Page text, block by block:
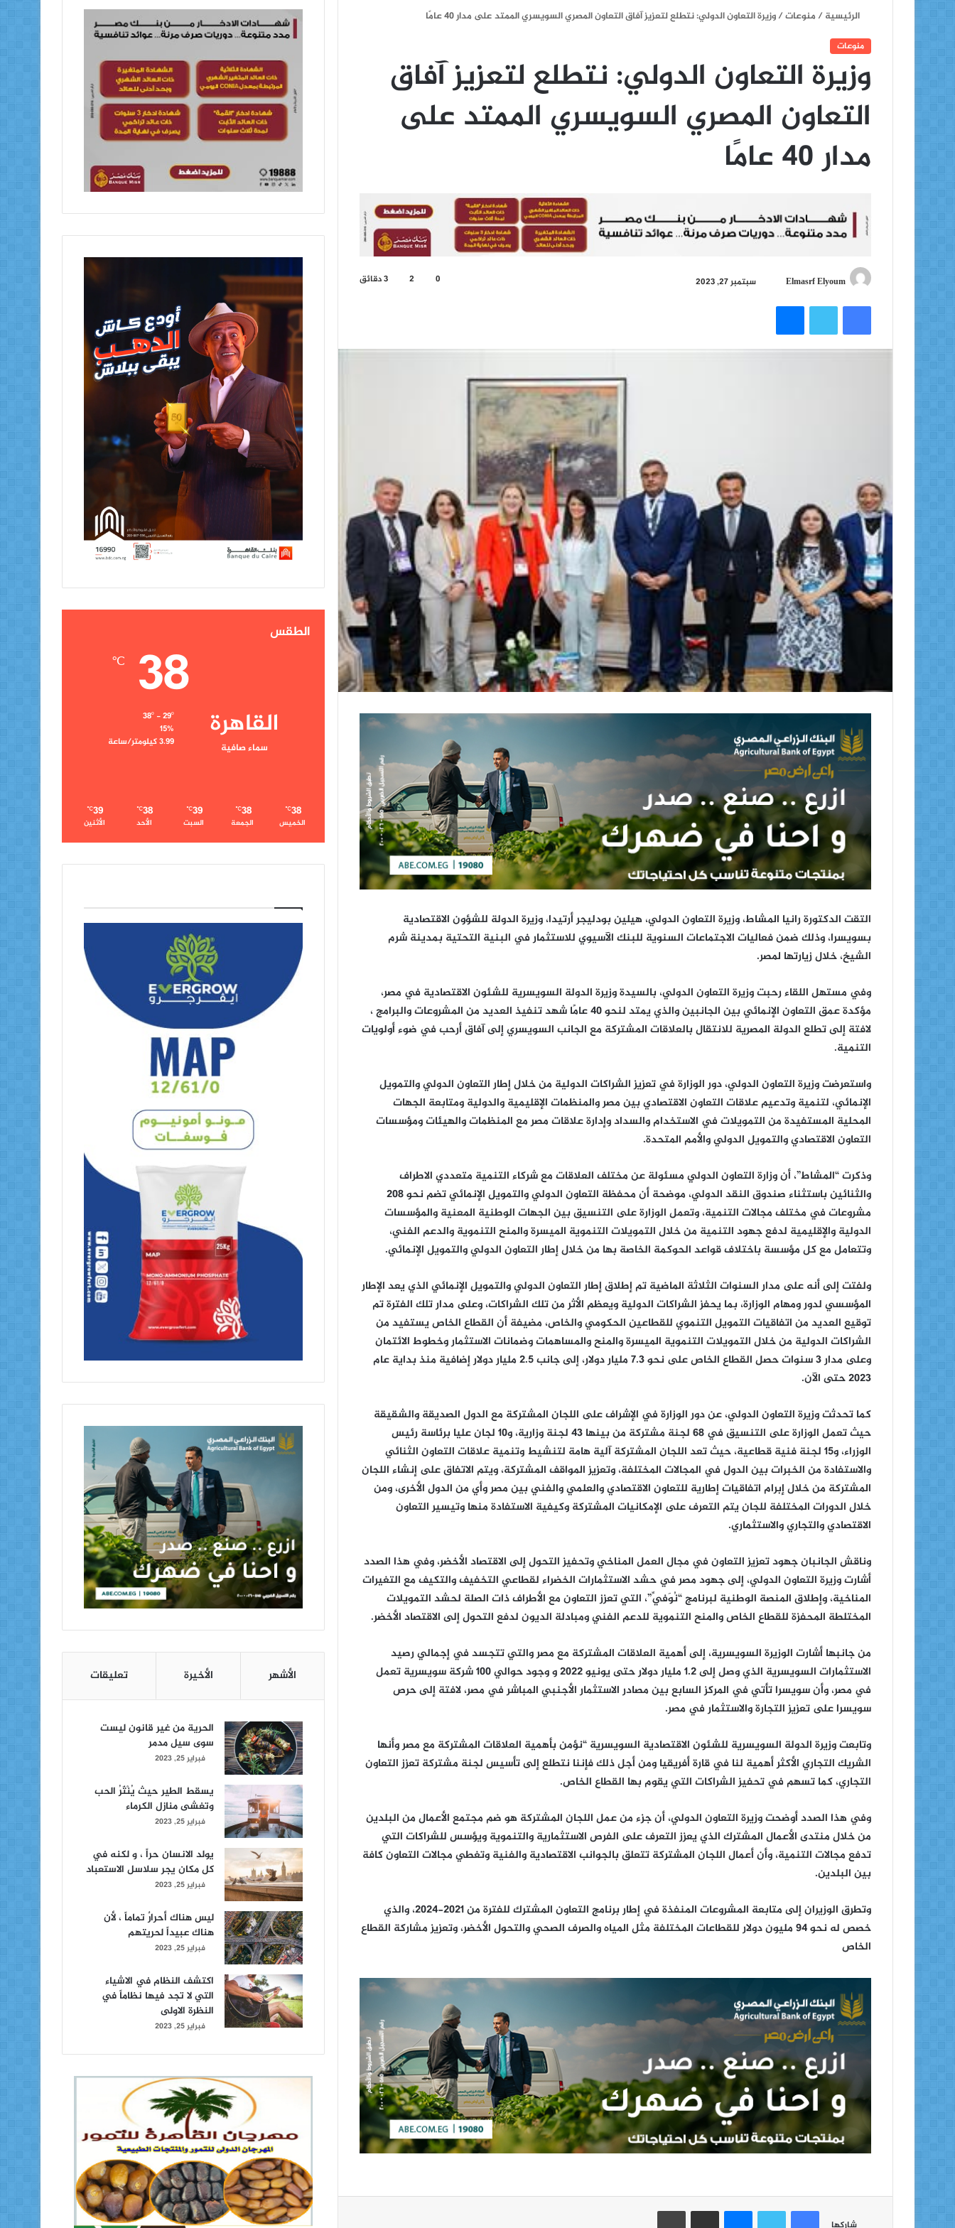
الرئيسية/منوعات/وزيرة التعاون الدولي: نتطلع لتعزيز آفاق التعاون المصري السويسري الممتد على مدار 40 عامًا
منوعات
وزيرة التعاون الدولي: نتطلع لتعزيز آفاق
التعاون المصري السويسري الممتد على
مدار 40 عامًا
Elmasrf Elyoum
ب
ن
ي
ا
سبتمبر 27, 2023 0
2
فيسبوك
التقت الدكتورة رانيا المشاط، وزيرة التعاون الدولي، هيلين بودليجر أرتيدا، وزيرة الدولة للشؤون الاقتصادية
بسويسرا، وذلك ضمن فعاليات الاجتماعات السنوية للبنك الآسيوي للاستثمار في البنية التحتية بمدينة شرم
الشيخ، خلال زيارتها لمصر.
وفي مستهل اللقاء رحبت وزيرة التعاون الدولي، بالسيدة وزيرة الدولة السويسرية للشئون الاقتصادية في مصر،
مؤكدة عمق التعاون الإنمائي بين الجانبين والذي يمتد لنحو 40 عامًا شهد تنفيذ العديد من المشروعات والبرامج ،
لافتة إلى تطلع الدولة المصرية للانتقال بالعلاقات المشتركة مع الجانب السويسري إلى آفاق أرحب في ضوء أولويات
التنمية.
واستعرضت وزيرة التعاون الدولي، دور الوزارة في تعزيز الشراكات الدولية من خلال إطار التعاون الدولي والتمويل
الإنمائي، لتنمية وتدعيم علاقات التعاون الاقتصادي بين مصر والمنظمات الإقليمية والدولية ومتابعة الجهات
المحلية المستفيدة من التمويلات في الاستخدام والسداد وإدارة علاقات مصر مع المنظمات والهيئات ومؤسسات
التعاون الاقتصادي والتمويل الدولي والأمم المتحدة.
وذكرت “المشاط”، أن وزارة التعاون الدولي مسئولة عن مختلف العلاقات مع شركاء التنمية متعددي الاطراف
والثنائين باستثناء صندوق النقد الدولي، موضحة أن محفظة التعاون الدولي والتمويل الإنمائي تضم نحو 208
مشروعات في مختلف مجالات التنمية، وتعمل الوزارة على التنسيق بين الجهات الوطنية المعنية والمؤسسات
الدولية والإقليمية لدفع جهود التنمية من خلال التمويلات التنموية الميسرة والمنح التنموية والدعم الفني،
وتتعامل مع كل مؤسسة باختلاف قواعد الحوكمة الخاصة بها من خلال إطار التعاون الدولي والتمويل الإنمائي.
ولفتت إلى أنه على مدار السنوات الثلاثة الماضية تم إطلاق إطار التعاون الدولي والتمويل الإنمائي الذي يعد الإطار
المؤسسي لدور ومهام الوزارة، بما يحفز الشراكات الدولية ويعظم الأثر من تلك الشراكات، وعلى مدار تلك الفترة تم
توقيع العديد من اتفاقيات التمويل التنموي للقطاعين الحكومي والخاص، مضيفة أن القطاع الخاص يستفيد من
الشراكات الدولية من خلال التمويلات التنموية الميسرة والمنح والمساهمات وضمانات الاستثمار وخطوط الائتمان
وعلى مدار 3 سنوات حصل القطاع الخاص على نحو 7.3 مليار دولار، إلى جانب 2.5 مليار دولار إضافية منذ بداية عام
2023 حتى الآن.
كما تحدثت وزيرة التعاون الدولي، عن دور الوزارة في الإشراف على اللجان المشتركة مع الدول الصديقة والشقيقة
حيث تعمل الوزارة على التنسيق في 68 لجنة مشتركة من بينها 43 لجنة وزارية، و10 لجان عليا برئاسة رئيس
الوزراء، و15 لجنة فنية قطاعية، حيث تعد اللجان المشتركة آلية هامة لتنشيط وتنمية علاقات التعاون الثنائي
والاستفادة من الخبرات بين الدول في المجالات المختلفة، وتعزيز المواقف المشتركة، ويتم الاتفاق على إنشاء اللجان
المشتركة من خلال إبرام اتفاقيات إطارية للتعاون الاقتصادي والعلمي والفني بين مصر وأي من الدول الأخرى، ومن
خلال الدورات المختلفة للجان يتم التعرف على الإمكانيات المشتركة وكيفية الاستفادة منها وتيسير التعاون
الاقتصادي والتجاري والاستثماري.
وناقش الجانبان جهود تعزيز التعاون في مجال العمل المناخي وتحفيز التحول إلى الاقتصاد الأخضر، وفي هذا الصدد
أشارت وزيرة التعاون الدولي، إلى جهود مصر في حشد الاستثمارات الخضراء لقطاعي التخفيف والتكيف مع التغيرات
المناخية، وإطلاق المنصة الوطنية لبرنامج “نُوَفِّي”، التي تعزز التعاون مع الأطراف ذات الصلة لحشد التمويلات
المختلطة المحفزة للقطاع الخاص والمنح التنموية للدعم الفني ومبادلة الديون لدفع التحول إلى الاقتصاد الأخضر.
من جانبها أشارت الوزيرة السويسرية، إلى أهمية العلاقات المشتركة مع مصر والتي تتجسد في إجمالي رصيد
الاستثمارات السويسرية الذي وصل إلى 1.2 مليار دولار حتى يونيو 2022 و وجود حوالي 100 شركة سويسرية تعمل
في مصر، وأن سويسرا تأتي في المركز السابع بين مصادر الاستثمار الأجنبي المباشر في مصر، لافتة إلى حرص
سويسرا على تعزيز التجارة والاستثمار في مصر.
وتابعت وزيرة الدولة السويسرية للشئون الاقتصادية السويسرية “نؤمن بأهمية العلاقات المشتركة مع مصر وأنها
الشريك التجاري الأكثر أهمية لنا في قارة أفريقيا ومن أجل ذلك فإننا نتطلع إلى تأسيس لجنة مشتركة تعزز التعاون
التجاري، كما تسهم في تحفيز الشراكات التي يقوم بها القطاع الخاص.
وفي هذا الصدد أوضحت وزيرة التعاون الدولي، أن جزء من عمل اللجان المشتركة هو ضم مجتمع الأعمال من البلدين
من خلال منتدى الأعمال المشترك الذي يعزز التعرف على الفرص الاستثمارية والتنموية ويؤسس للشراكات التي
تدفع مجالات التنمية، وأن أعمال اللجان المشتركة تتعلق بالجوانب الاقتصادية والفنية وتغطي مجالات التعاون كافة
بين البلدين.
وتطرق الوزيران إلى متابعة المشروعات المنفذة في إطار برنامج التعاون المشترك للفترة من ٢٠٢١-٢٠٢٤، والذي
خصص له نحو 94 مليون دولار للقطاعات المختلفة مثل المياه والصرف الصحي والتحول الأخضر، وتعزيز مشاركة القطاع
الخاص
شاركها
فيسبوك مشاركة عبر البريد
الطقس
القاهرة
سماء صافية
38
℃
38º - 29º
15%
3.99 كيلومتر/ساعة
38
℃
الخميس
38
℃
الجمعة
39
℃
السبت
38
℃
الأحد
39
℃
الأثنين
الأشهر الأخيرة تعليقات
الحرية من غير قانون ليست
سوى سيل مدمر
فبراير 25, 2023
يسقط الطير حيث يُنْثَرُ الحب
وتغشى منازل الكرماء
فبراير 25, 2023
يولد الانسان حراً ، و لكنه في
كل مكان يجر سلاسل الاستعباد
فبراير 25, 2023
ليس هناك أحرارٌ تماماً ، لأن
هناك عبيداً لحريتهم
فبراير 25, 2023
اكتشف النظام في الاشياء
التي لا تجد فيها نظاماً في
النظرة الاولى
فبراير 25, 2023